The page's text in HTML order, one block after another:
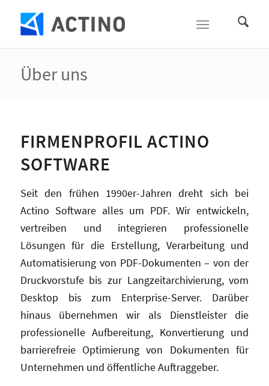
Über uns
FIRMENPROFIL ACTINO
SOFTWARE
Seit den frühen 1990er-Jahren dreht sich bei
Actino Software alles um PDF. Wir entwickeln,
vertreiben und integrieren professionelle
Lösungen für die Erstellung, Verarbeitung und
Automatisierung von PDF-Dokumenten – von der
Druckvorstufe bis zur Langzeitarchivierung, vom
Desktop bis zum Enterprise-Server. Darüber
hinaus übernehmen wir als Dienstleister die
professionelle Aufbereitung, Konvertierung und
barrierefreie Optimierung von Dokumenten für
Unternehmen und öffentliche Auftraggeber.